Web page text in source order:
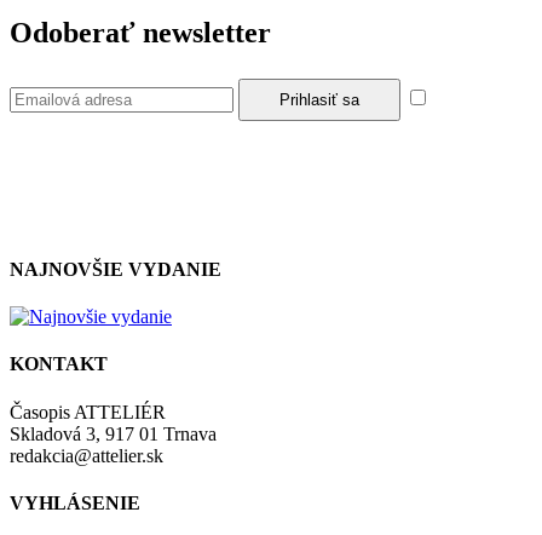
Odoberať newsletter
NAJNOVŠIE VYDANIE
KONTAKT
Časopis ATTELIÉR
Skladová 3, 917 01 Trnava
redakcia@attelier.sk
VYHLÁSENIE